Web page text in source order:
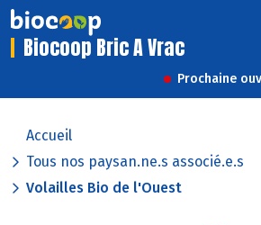
Biocoop Bric A Vrac
Prochaine
Accueil
Tous nos paysan.ne.s associé.e.s
Volailles Bio de l'Ouest